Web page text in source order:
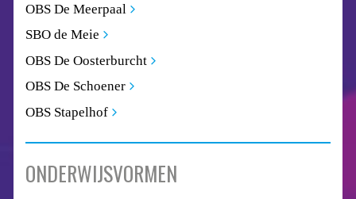
OBS De Meerpaal
SBO de Meie
OBS De Oosterburcht
OBS De Schoener
OBS Stapelhof
ONDERWIJSVORMEN